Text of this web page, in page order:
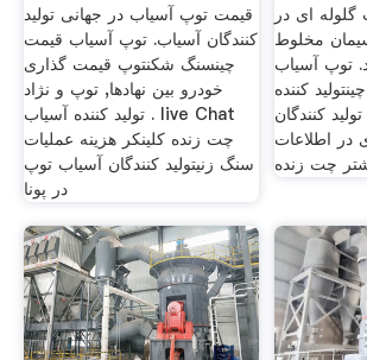
قیمت توپ آسیاب در جهانی تولید
کنندگان آسیاب. توپ آسیاب قیمت
چینسنگ شکنتوپ قیمت گذاری
خودرو بین نهادها, توپ و نژاد
تولید کننده آسیاب . live Chat
چت زنده کلینکر هزینه عملیات
سنگ زنی تولید کنندگان آسیاب توپ
در پونا
گلوله ای در
مخلوط
توپ آسیاب
کننده
کنندگان
در اطلاعات
چت زنده